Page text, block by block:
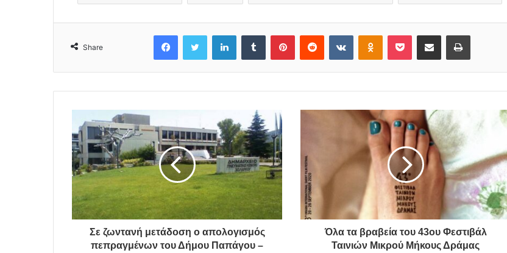
Share
Σε ζωντανή μετάδοση ο απολογισμός
πεπραγμένων του Δήμου Παπάγου –
Όλα τα βραβεία του 43ου Φεστιβάλ
Ταινιών Μικρού Μήκους Δράμας